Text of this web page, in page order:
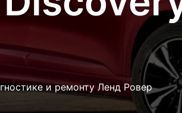
и ремонту Ленд Ровер